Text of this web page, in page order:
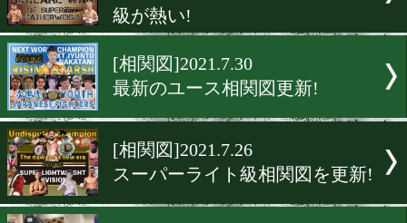
[相関図]2021.8.13
ウェルター級相関図!最新
[相関図]2021.8.5
戦国時代突入!スーパーフ
級が熱い!